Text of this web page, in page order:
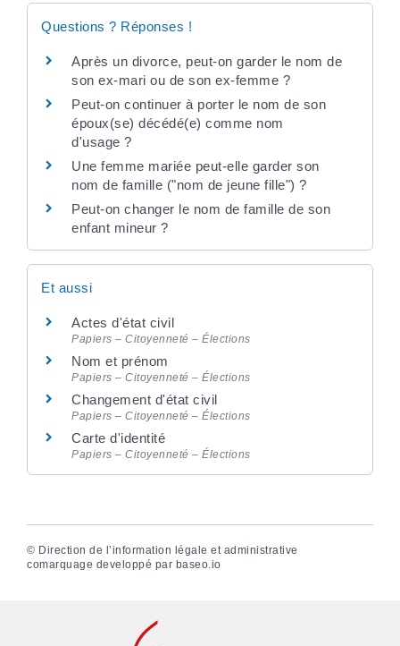
Questions ? Réponses !
Après un divorce, peut-on garder le nom de
son ex-mari ou de son ex-femme ?
Peut-on continuer à porter le nom de son
époux(se) décédé(e) comme nom
d'usage ?
Une femme mariée peut-elle garder son
nom de famille ("nom de jeune fille") ?
Peut-on changer le nom de famille de son
enfant mineur ?
Et aussi
Actes d'état civil
Papiers – Citoyenneté – Élections
Nom et prénom
Papiers – Citoyenneté – Élections
Changement d'état civil
Papiers – Citoyenneté – Élections
Carte d'identité
Papiers – Citoyenneté – Élections
© Direction de l’information légale et administrative
comarquage developpé par baseo.io